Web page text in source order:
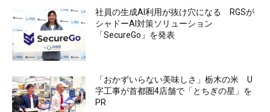
社員の生成AI利用が抜け穴になる RGSが
シャドーAI対策ソリューション
「SecureGo」を発表
「おかずいらない美味しさ」栃木の米 U
字工事が首都圏4店舗で「とちぎの星」を
PR